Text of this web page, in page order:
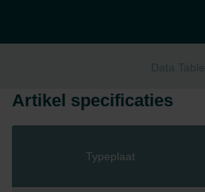
Data Table
Artikel specificaties
Typeplaat